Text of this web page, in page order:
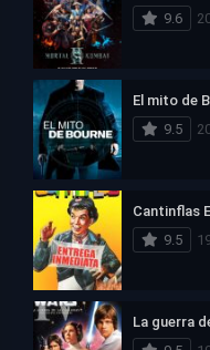
9.6
El mito de
9.5
Cantinflas
9.5